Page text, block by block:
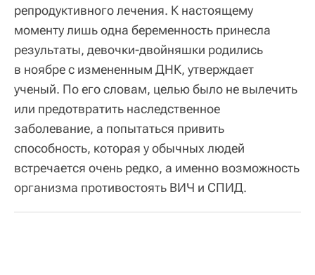
репродуктивного лечения. К настоящему
моменту лишь одна беременность принесла
результаты, девочки-двойняшки родились
в ноябре с измененным ДНК, утверждает
ученый. По его словам, целью было не вылечить
или предотвратить наследственное
заболевание, а попытаться привить
способность, которая у обычных людей
встречается очень редко, а именно возможность
организма противостоять ВИЧ и СПИД.